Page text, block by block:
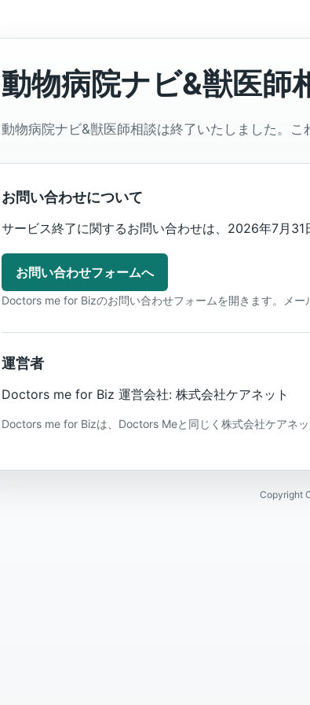
動物病院ナビ&獣医師
動物病院ナビ&獣医師相談は終了いたしました。こ
お問い合わせについて
サービス終了に関するお問い合わせは、2026年7月31
お問い合わせフォームへ
Doctors me for Bizのお問い合わせフォームを開きます。メ
運営者
Doctors me for Biz 運営会社: 株式会社ケアネット
Doctors me for Bizは、Doctors Meと同じく株式会社ケアネ
Copyright